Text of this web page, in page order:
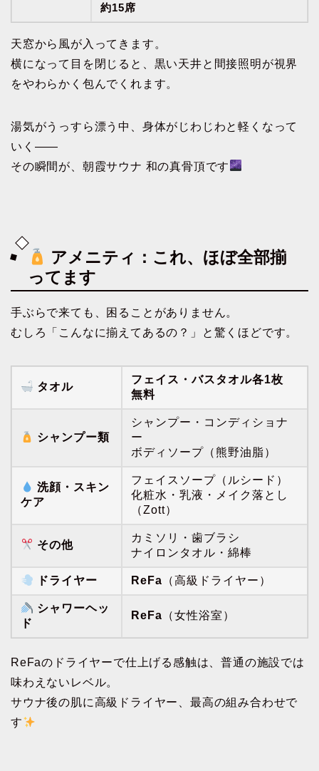
約15席
天窓から風が入ってきます。
横になって目を閉じると、黒い天井と間接照明が視界
をやわらかく包んでくれます。
湯気がうっすら漂う中、身体がじわじわと軽くなって
いく——
その瞬間が、朝霞サウナ 和の真骨頂です
アメニティ：これ、ほぼ全部揃
ってます
手ぶらで来ても、困ることがありません。
むしろ「こんなに揃えてあるの？」と驚くほどです。
タオル
フェイス・バスタオル各1枚
無料
シャンプー類
シャンプー・コンディショナ
ー
ボディソープ（熊野油脂）
洗顔・スキン
ケア
フェイスソープ（ルシード）
化粧水・乳液・メイク落とし
（Zott）
その他
カミソリ・歯ブラシ
ナイロンタオル・綿棒
ドライヤー ReFa （高級ドライヤー）
シャワーヘッ
ド
ReFa （女性浴室）
ReFaのドライヤーで仕上げる感触は、普通の施設では
味わえないレベル。
サウナ後の肌に高級ドライヤー、最高の組み合わせで
す